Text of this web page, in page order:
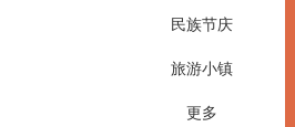
民族节庆
旅游小镇
更多